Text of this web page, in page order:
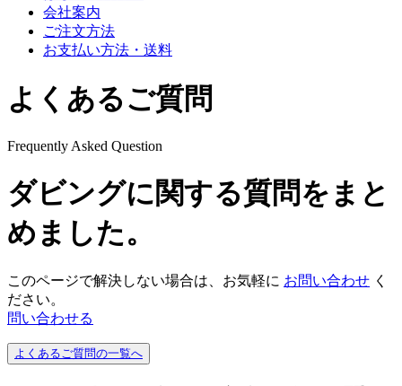
会社案内
ご注文方法
お支払い方法・送料
よくあるご質問
Frequently Asked Question
ダビングに関する質問をまと
めました。
このページで解決しない場合は、お気軽に お問い合わせ く
ださい。
問い合わせる
よくあるご質問の一覧へ